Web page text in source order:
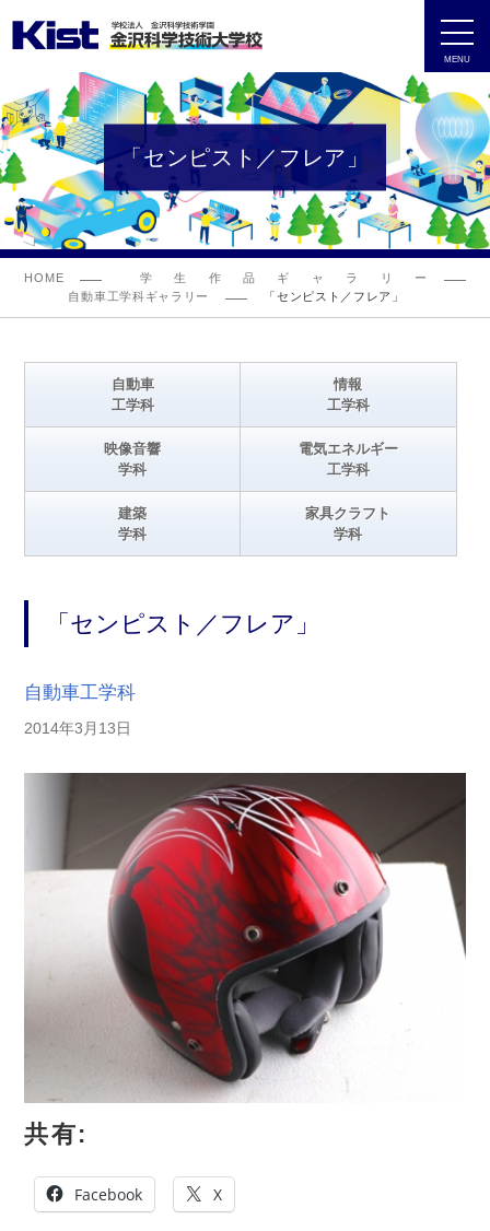
MENU
「センピスト／フレア」
HOME
学生作品ギャラリー
自動車工学科ギャラリー
「センピスト／フレア」
自動車
工学科
情報
工学科
映像音響
学科
電気エネルギー
工学科
建築
学科
家具クラフト
学科
「センピスト／フレア」
自動車工学科
2014年3月13日
共有:
Facebook X